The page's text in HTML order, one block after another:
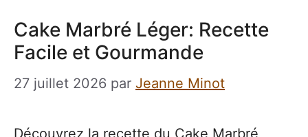
Cake Marbré Léger: Recette
Facile et Gourmande
27 juillet 2026 par Jeanne Minot
Découvrez la recette du Cake Marbré